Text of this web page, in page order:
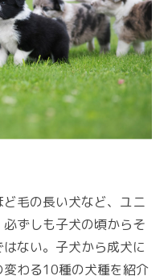
毛の長い犬など、ユニ
ずしも子犬の頃からそ
ない。子犬から成犬に
わる10種の犬種を紹介